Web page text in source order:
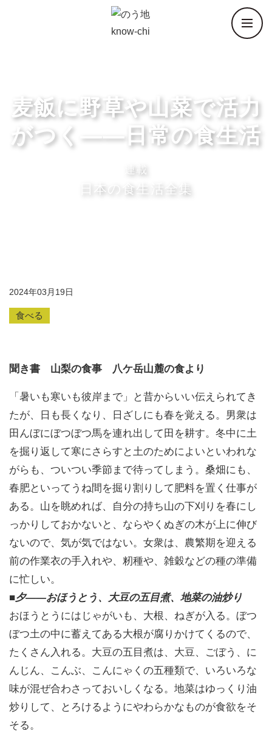
麦飯に野草や山菜で活力
がつく――日常の食生活
連載
日本の食生活全集
2024年03月19日
食べる
聞き書 山梨の食事 八ケ岳山麓の食より
「暑いも寒いも彼岸まで」と昔からいい伝えられてき
たが、日も長くなり、日ざしにも春を覚える。男衆は
田んぼにぼつぼつ馬を連れ出して田を耕す。冬中に土
を掘り返して寒にさらすと土のためによいといわれな
がらも、ついつい季節まで待ってしまう。桑畑にも、
春肥といってうね間を掘り割りして肥料を置く仕事が
ある。山を眺めれば、自分の持ち山の下刈りを春にし
っかりしておかないと、ならやくぬぎの木が上に伸び
ないので、気が気ではない。女衆は、農繁期を迎える
前の作業衣の手入れや、籾種や、雑穀などの種の準備
に忙しい。
■夕――おほうとう、大豆の五目煮、地菜の油炒り
おほうとうにはじゃがいも、大根、ねぎが入る。ぼつ
ぼつ土の中に蓄えてある大根が腐りかけてくるので、
たくさん入れる。大豆の五目煮は、大豆、ごぼう、に
んじん、こんぶ、こんにゃくの五種類で、いろいろな
味が混ぜ合わさっておいしくなる。地菜はゆっくり油
炒りして、とろけるようにやわらかなものが食欲をそ
そる。